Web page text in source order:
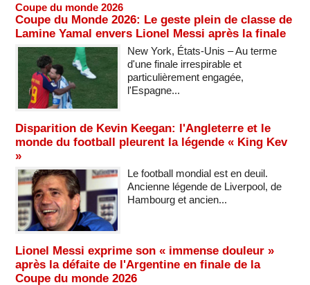
Coupe du monde 2026
Coupe du Monde 2026: Le geste plein de classe de
Lamine Yamal envers Lionel Messi après la finale
New York, États-Unis – Au terme
d'une finale irrespirable et
particulièrement engagée,
l'Espagne...
Disparition de Kevin Keegan: l'Angleterre et le
monde du football pleurent la légende « King Kev
»
Le football mondial est en deuil.
Ancienne légende de Liverpool, de
Hambourg et ancien...
Lionel Messi exprime son « immense douleur »
après la défaite de l'Argentine en finale de la
Coupe du monde 2026